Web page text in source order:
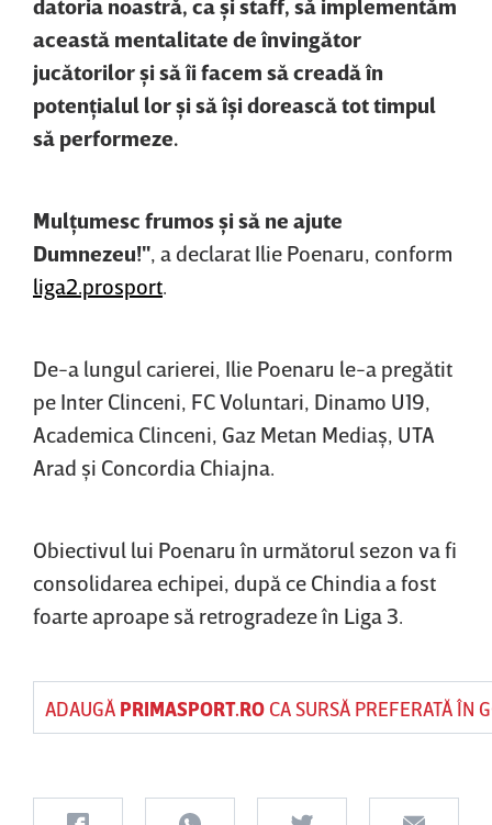
datoria noastră, ca şi staff, să implementăm
această mentalitate de învingător
jucătorilor şi să îi facem să creadă în
potenţialul lor şi să îşi dorească tot timpul
să performeze.
Mulţumesc frumos şi să ne ajute
Dumnezeu!", a declarat Ilie Poenaru, conform
liga2.prosport.
De-a lungul carierei, Ilie Poenaru le-a pregătit
pe Inter Clinceni, FC Voluntari, Dinamo U19,
Academica Clinceni, Gaz Metan Mediaş, UTA
Arad şi Concordia Chiajna.
Obiectivul lui Poenaru în următorul sezon va fi
consolidarea echipei, după ce Chindia a fost
foarte aproape să retrogradeze în Liga 3.
ADAUGĂ PRIMASPORT.ROCA SURSĂ PREFERATĂ ÎN